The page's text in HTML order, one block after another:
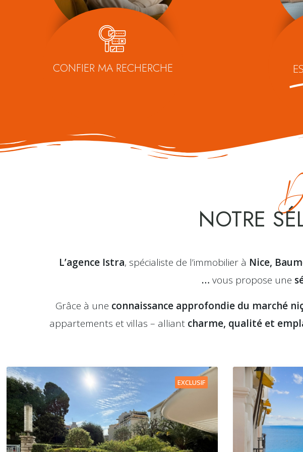
CONFIER MA RECHERCHE
NOTRE
L’agence Istra, spécialiste de l’immobilier à Nice,
… vous propose une
Grâce à une connaissance approfondie du marché
appartements et villas – alliant charme, qualité et
EXCLUSIF